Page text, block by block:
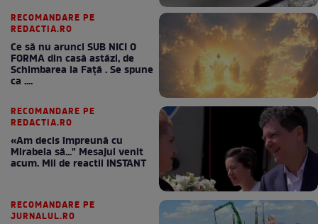
RECOMANDARE PE
REDACTIA.RO
Ce să nu arunci SUB NICI O
FORMA din casă astăzi, de
Schimbarea la Față . Se spune
ca ....
RECOMANDARE PE
REDACTIA.RO
«Am decis împreună cu
Mirabela să..." Mesajul venit
acum. Mii de reactii INSTANT
RECOMANDARE PE
JURNALUL.RO